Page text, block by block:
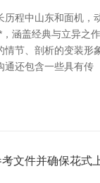
历程中山东和面机，
涵盖经典与立异之
情节、剖析的变装
通还包含一些具有传
考文件并确保花式